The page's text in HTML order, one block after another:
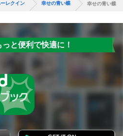
レクイン 幸せの青い蝶 幸せの青い蝶
と便利で快適に！